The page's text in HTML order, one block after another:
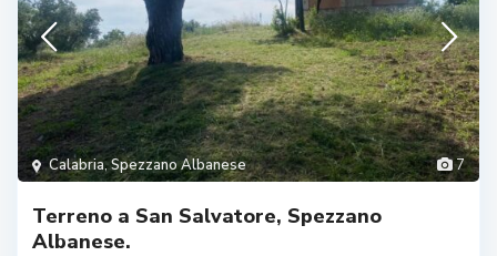
7
Calabria,Spezzano Albanese
Terreno a San Salvatore, Spezzano
Albanese.